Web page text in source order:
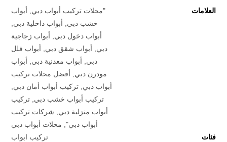
العلامات "محلات تركيب أبواب دبي, أبواب
خشب دبي, أبواب داخلية دبي,
أبواب دخول دبي, أبواب زجاجية
دبي, أبواب شقق دبي, أبواب فلل
دبي, أبواب معدنية دبي, أبواب
مودرن دبي, أفضل محلات تركيب
أبواب دبي, تركيب أبواب أمان دبي,
تركيب أبواب خشب دبي, تركيب
أبواب منزلية دبي, شركات تركيب
أبواب دبي", محلات أبواب دبي
فئات
تركيب ابواب